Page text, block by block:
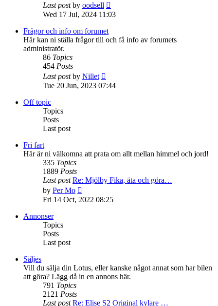
Last postby oodsell
the
Wed 17 Jul, 2024 11:03
Frågor och info om forumet
Här kan ni ställa frågor till och få info av forumets
administratör.
86 Topics
454 Posts
Last postby Nillet
the
Tue 20 Jun, 2023 07:44
Off topic
Topics
Posts
Last post
Fri fart
Här är ni välkomna att prata om allt mellan himmel och jord!
335 Topics
1889 Posts
Last post Re: Mjölby Fika, äta och göra…
by Per Mo
the
Fri 14 Oct, 2022 08:25
Annonser
Topics
Posts
Last post
Säljes
Vill du sälja din Lotus, eller kanske något annat som har bilen
att göra? Lägg då in en annons här.
791 Topics
2121 Posts
Last post Re: Elise S2 Original kylare …